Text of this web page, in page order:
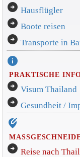
arrow_circle_right Hausflügler
arrow_circle_right Boote reisen
arrow_circle_right Transporte in
info
PRAKTISCHE
arrow_circle_right Visum Thailand
arrow_circle_right Gesundheit /
edit_location_alt
arrow_circle_right Reise nach